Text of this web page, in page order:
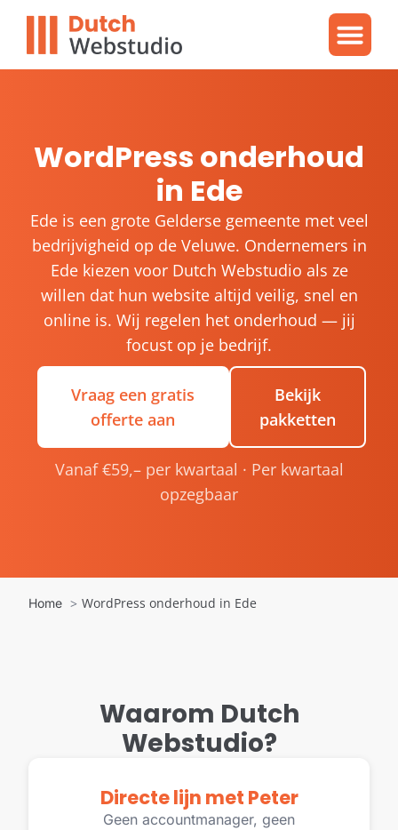
WordPress onderhoud
in Ede
Ede is een grote Gelderse gemeente met veel
bedrijvigheid op de Veluwe. Ondernemers in
Ede kiezen voor Dutch Webstudio als ze
willen dat hun website altijd veilig, snel en
online is. Wij regelen het onderhoud — jij
focust op je bedrijf.
Vraag een gratis
offerte aan
Bekijk
pakketten
Vanaf €59,– per kwartaal · Per kwartaal
opzegbaar
Home WordPress onderhoud in Ede
Waarom Dutch
Webstudio?
Directe lijn met Peter
Geen accountmanager, geen